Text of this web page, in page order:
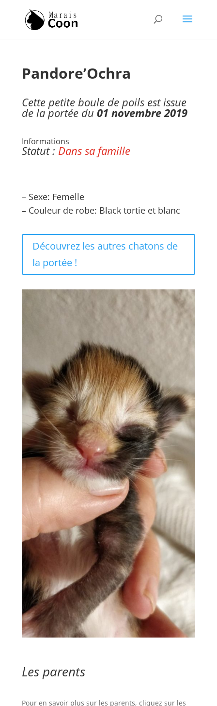
Pandore’Ochra
Cette petite boule de poils est issue
de la portée du 01 novembre2019
Informations
Statut : Dans sa famille
– Sexe: Femelle
– Couleur de robe: Black tortie et blanc
Découvrez les autres chatons de
la portée !
Les parents
Pour en savoir plus sur les parents, cliquez sur les